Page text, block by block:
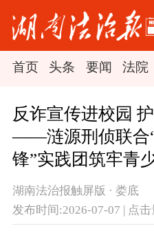
首页 头条 要闻 法院
反诈宣传进校园
——涟源刑侦联合
锋”实践团筑牢青
湖南法治报触屏版 · 娄底
发布时间:2026-07-07 | 点